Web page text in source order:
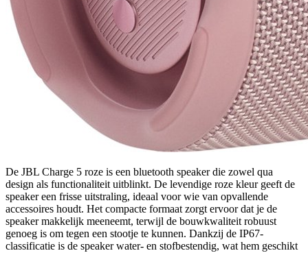
De JBL Charge 5 roze is een bluetooth speaker die zowel qua
design als functionaliteit uitblinkt. De levendige roze kleur geeft de
speaker een frisse uitstraling, ideaal voor wie van opvallende
accessoires houdt. Het compacte formaat zorgt ervoor dat je de
speaker makkelijk meeneemt, terwijl de bouwkwaliteit robuust
genoeg is om tegen een stootje te kunnen. Dankzij de IP67-
classificatie is de speaker water- en stofbestendig, wat hem geschikt